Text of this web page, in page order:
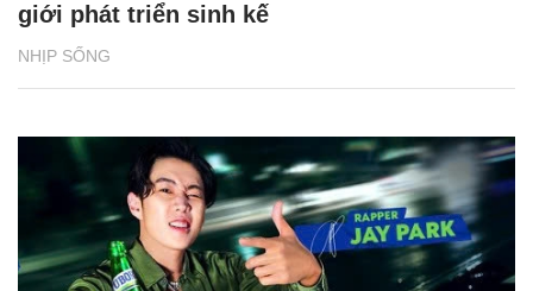
NHỊP SỐNG
giới phát triển sinh kế